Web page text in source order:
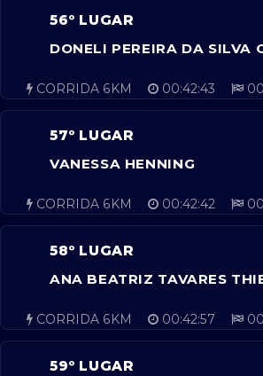
56º LUGAR
DONELI PEREIRA DA SILVA
CORRIDA 6KM 00:42:43
57º LUGAR
VANESSA HENNING
CORRIDA 6KM 00:42:42
58º LUGAR
ANA BEATRIZ TAVARES
CORRIDA 6KM 00:42:57
59º LUGAR